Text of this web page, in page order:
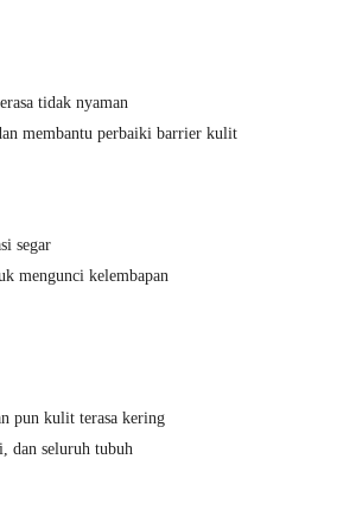
tidak nyaman
membantu perbaiki barrier kulit
segar
mengunci kelembapan
pun kulit terasa kering
dan seluruh tubuh